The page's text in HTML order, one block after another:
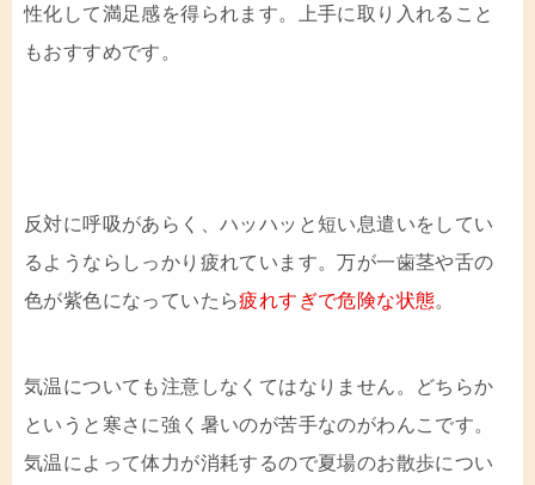
性化して満足感を得られます。上手に取り入れること
もおすすめです。
反対に呼吸があらく、ハッハッと短い息遣いをしてい
るようならしっかり疲れています。万が一歯茎や舌の
色が紫色になっていたら疲れすぎで危険な状態。
気温についても注意しなくてはなりません。どちらか
というと寒さに強く暑いのが苦手なのがわんこです。
気温によって体力が消耗するので夏場のお散歩につい